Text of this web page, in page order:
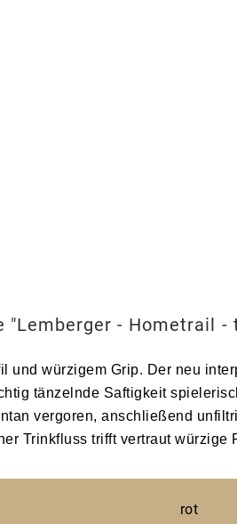
"Lemberger - Hometrail -
und würzigem Grip. Der neu
tänzelnde Saftigkeit
vergoren, anschließend
Trinkfluss trifft vertraut würzige
rot